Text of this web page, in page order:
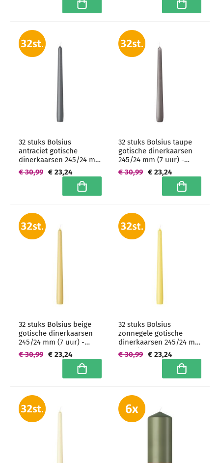
In winkelwagen In
32 stuks Bolsius
antraciet gotische
dinerkaarsen 245/24 mm
(7 uur) -
grootverpakking
€ 23,24
€ 30,99
In winkelwagen
32 stuks Bolsius taupe
gotische dinerkaarsen
245/24 mm (7 uur) -
grootverpakking
€ 23,24
€ 30,99
In
32 stuks Bolsius beige
gotische dinerkaarsen
245/24 mm (7 uur) -
grootverpakking
€ 23,24
€ 30,99
In winkelwagen
32 stuks Bolsius
zonnegele gotische
dinerkaarsen 245/24 mm
(7 uur) -
grootverpakking
€ 23,24
€ 30,99
In